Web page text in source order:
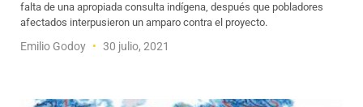
falta de una apropiada consulta indígena, después que pobladores
afectados interpusieron un amparo contra el proyecto.
Emilio Godoy 30 julio, 2021